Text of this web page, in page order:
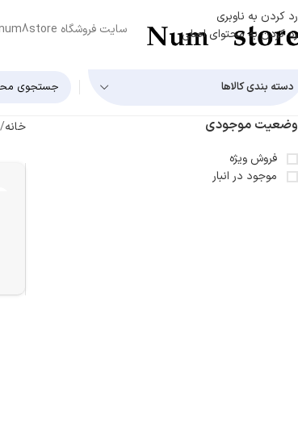
رد کردن به ناوبری
رد کردن به محتوای اصلی
سایت فروشگاه num8store
دسته بندی کالاها
وضعیت موجودی
فروش ویژه
موجود در انبار
خانه